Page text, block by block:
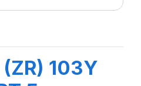
103Y